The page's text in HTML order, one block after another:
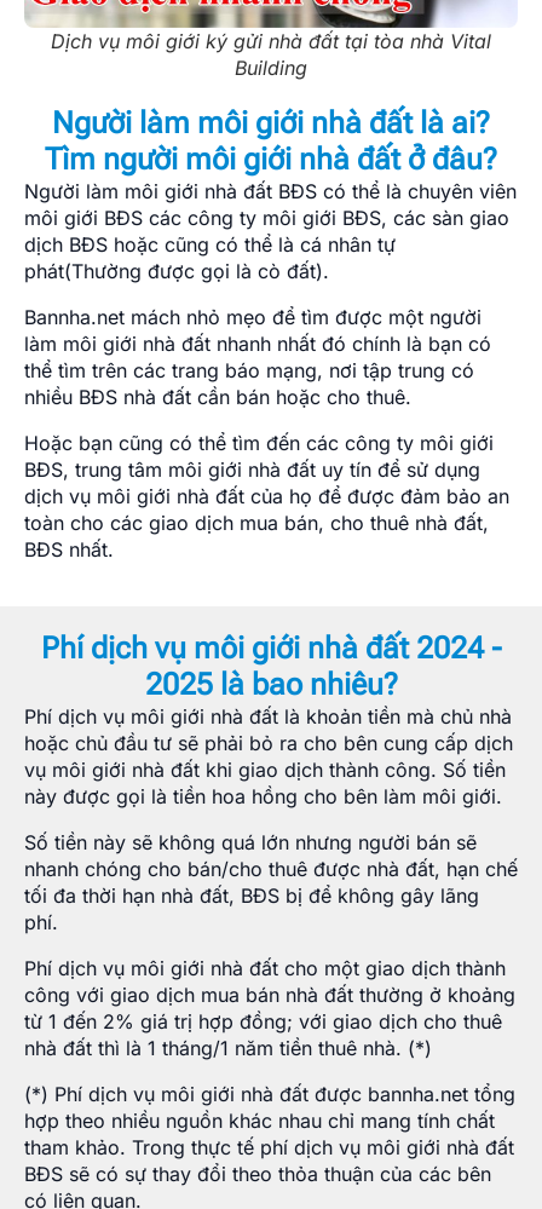
Dịch vụ môi giới ký gửi nhà đất tại tòa nhà Vital
Building
Người làm môi giới nhà đất là ai?
Tìm người môi giới nhà đất ở đâu?
Người làm môi giới nhà đất BĐS có thể là chuyên viên
môi giới BĐS các công ty môi giới BĐS, các sàn giao
dịch BĐS hoặc cũng có thể là cá nhân tự
phát(Thường được gọi là cò đất).
Bannha.net mách nhỏ mẹo để tìm được một người
làm môi giới nhà đất nhanh nhất đó chính là bạn có
thể tìm trên các trang báo mạng, nơi tập trung có
nhiều BĐS nhà đất cần bán hoặc cho thuê.
Hoặc bạn cũng có thể tìm đến các công ty môi giới
BĐS, trung tâm môi giới nhà đất uy tín để sử dụng
dịch vụ môi giới nhà đất của họ để được đảm bảo an
toàn cho các giao dịch mua bán, cho thuê nhà đất,
BĐS nhất.
Phí dịch vụ môi giới nhà đất 2024 -
2025 là bao nhiêu?
Phí dịch vụ môi giới nhà đất là khoản tiền mà chủ nhà
hoặc chủ đầu tư sẽ phải bỏ ra cho bên cung cấp dịch
vụ môi giới nhà đất khi giao dịch thành công. Số tiền
này được gọi là tiền hoa hồng cho bên làm môi giới.
Số tiền này sẽ không quá lớn nhưng người bán sẽ
nhanh chóng cho bán/cho thuê được nhà đất, hạn chế
tối đa thời hạn nhà đất, BĐS bị để không gây lãng
phí.
Phí dịch vụ môi giới nhà đất cho một giao dịch thành
công với giao dịch mua bán nhà đất thường ở khoảng
từ 1 đến 2% giá trị hợp đồng; với giao dịch cho thuê
nhà đất thì là 1 tháng/1 năm tiền thuê nhà. (*)
(*) Phí dịch vụ môi giới nhà đất được bannha.net tổng
hợp theo nhiều nguồn khác nhau chỉ mang tính chất
tham khảo. Trong thực tế phí dịch vụ môi giới nhà đất
BĐS sẽ có sự thay đổi theo thỏa thuận của các bên
có liên quan.